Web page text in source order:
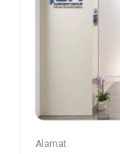
Alamat